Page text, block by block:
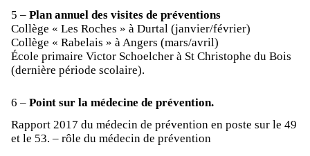
5 – Plan annuel des visites de préventions
Collège « Les Roches » à Durtal (janvier/février)
Collège « Rabelais » à Angers (mars/avril)
École primaire Victor Schoelcher à St Christophe du Bois
(dernière période scolaire).
6 – Point sur la médecine de prévention.
Rapport 2017 du médecin de prévention en poste sur le 49
et le 53. – rôle du médecin de prévention